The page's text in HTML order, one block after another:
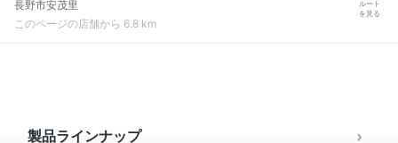
長野市安茂里
このページの店舗から 6.8 km
ルート
を見る
製品ラインナップ